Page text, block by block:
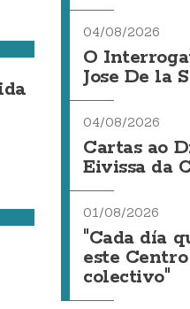
04/08/2026
O
Jose De la
04/08/2026
Cartas ao
Eivissa da
01/08/2026
"Cada día
este
colectivo"